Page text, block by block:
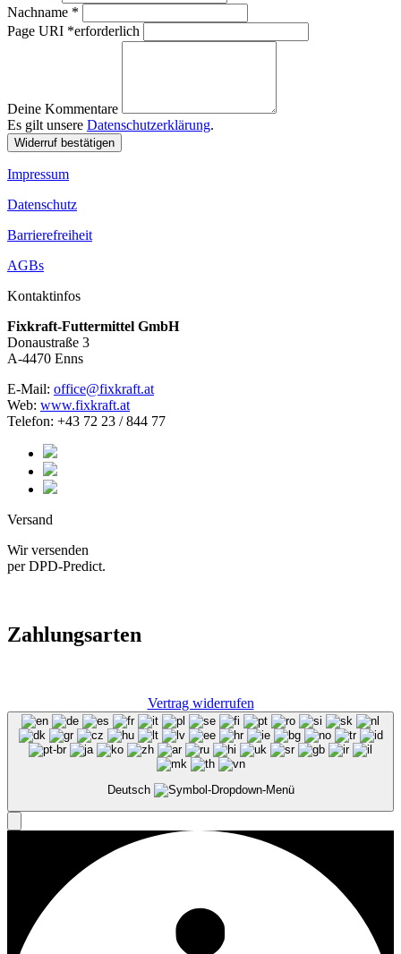
Nachname *
Page URI *erforderlich
Deine Kommentare
Es gilt unsere Datenschutzerklärung.
Widerruf bestätigen
Impressum
Datenschutz
Barrierefreiheit
AGBs
Kontaktinfos
Fixkraft-Futtermittel GmbH
Donaustraße 3
A-4470 Enns
E-Mail: office@fixkraft.at
Web: www.fixkraft.at
Telefon: +43 72 23 / 844 77
Versand
Wir versenden
per DPD-Predict.
Zahlungsarten
Vertrag widerrufen
Deutsch